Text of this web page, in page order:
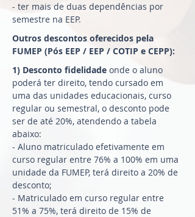
- ter mais de duas dependências por
semestre na EEP.
Outros descontos oferecidos pela
FUMEP (Pós EEP / EEP / COTIP e CEPP):
1) Desconto fidelidade onde o aluno
poderá ter direito, tendo cursado em
uma das unidades educacionais, curso
regular ou semestral, o desconto pode
ser de até 20%, atendendo a tabela
abaixo:
- Aluno matriculado efetivamente em
curso regular entre 76% a 100% em uma
unidade da FUMEP, terá direito a 20% de
desconto;
- Matriculado em curso regular entre
51% a 75%, terá direito de 15% de